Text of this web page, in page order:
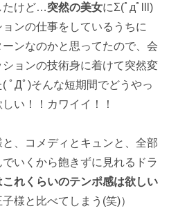
たけど…突然の美女にΣ(ﾟдﾟlll)
ンの仕事をしているうちに
ンなのかと思ってたので、会
ョンの技術身に着けて突然変
ﾟДﾟ)そんな短期間でどうやっ
い！！カワイイ！！
、コメディとキュンと、全部
いくから飽きずに見れるドラ
これくらいのテンポ感は欲しい
様と比べてしまう(笑)）